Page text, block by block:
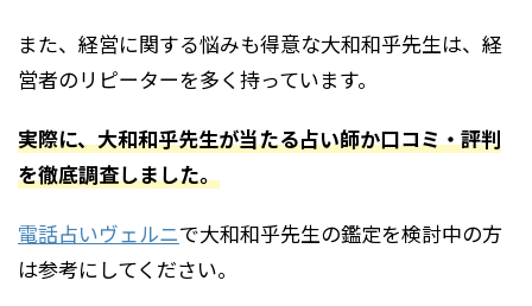
また、経営に関する悩みも得意な大和和乎先生は、経
営者のリピーターを多く持っています。
実際に、大和和乎先生が当たる占い師か口コミ・評判
を徹底調査しました。
電話占いヴェルニで大和和乎先生の鑑定を検討中の方
は参考にしてください。